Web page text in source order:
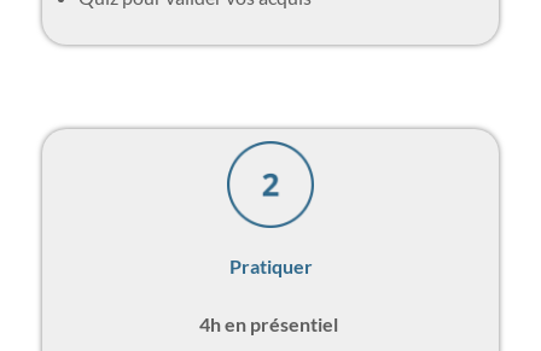
Pratiquer
4h en présentiel